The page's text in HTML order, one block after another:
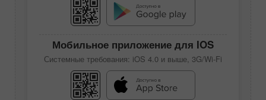
Мобильное приложение для IOS
Системные требования: iOS 4.0 и выше, 3G/Wi-Fi